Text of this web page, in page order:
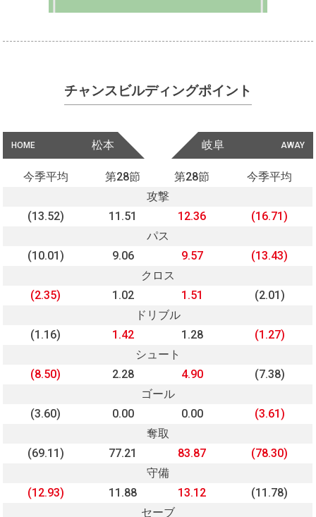
チャンスビルディングポイント
HOME 松本 AWAY
岐阜
今季平均 第28節 第28節
今季平均
攻撃
(13.52)
11.51 12.36
(16.71)
パス
(10.01)
9.06 9.57
(13.43)
クロス
(2.35)
1.02 1.51
(2.01)
ドリブル
(1.16)
1.42 1.28
(1.27)
シュート
(8.50)
2.28 4.90
(7.38)
ゴール
(3.60)
0.00 0.00
(3.61)
奪取
(69.11)
77.21 83.87
(78.30)
守備
(12.93)
11.88 13.12
(11.78)
セーブ